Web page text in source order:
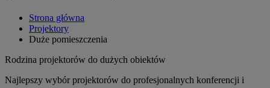
Strona główna
Projektory
Duże pomieszczenia
Rodzina projektorów do dużych obiektów
Najlepszy wybór projektorów do profesjonalnych konferencji i